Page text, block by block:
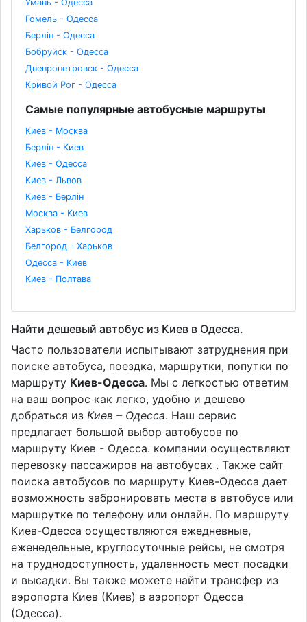
Умань - Одесса
Гомель - Одесса
Берлін - Одесса
Бобруйск - Одесса
Днепропетровск - Одесса
Кривой Рог - Одесса
Самые популярные автобусные маршруты
Киев - Москва
Берлін - Киев
Киев - Одесса
Киев - Львов
Киев - Берлін
Москва - Киев
Харьков - Белгород
Белгород - Харьков
Одесса - Киев
Киев - Полтава
Найти дешевый автобус из Киев в Одесса.
Часто пользователи испытывают затруднения при
поиске автобуса, поездка, маршрутки, попутки по
маршруту Киев-Одесса. Мы с легкостью ответим
на ваш вопрос как легко, удобно и дешево
добраться из Киев – Одесса. Наш сервис
предлагает большой выбор автобусов по
маршруту Киев - Одесса. компании осуществляют
перевозку пассажиров на автобусах . Также сайт
поиска автобусов по маршруту Киев-Одесса дает
возможность забронировать места в автобусе или
маршрутке по телефону или онлайн. По маршруту
Киев-Одесса осуществляются ежедневные,
еженедельные, круглосуточные рейсы, не смотря
на труднодоступность, удаленность мест посадки
и высадки. Вы также можете найти трансфер из
аэропорта Киев (Киев) в аэропорт Одесса
(Одесса).